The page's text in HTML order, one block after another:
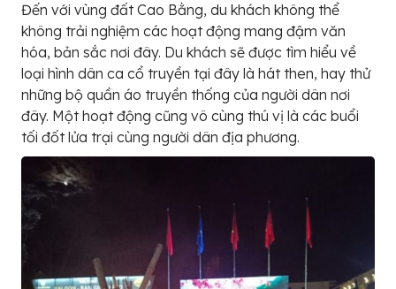
Đến với vùng đất Cao Bằng, du khách không thể
không trải nghiệm các hoạt động mang đậm văn
hóa, bản sắc nơi đây. Du khách sẽ được tìm hiểu về
loại hình dân ca cổ truyền tại đây là hát then, hay thử
những bộ quần áo truyền thống của người dân nơi
đây. Một hoạt động cũng vô cùng thú vị là các buổi
tối đốt lửa trại cùng người dân địa phương.